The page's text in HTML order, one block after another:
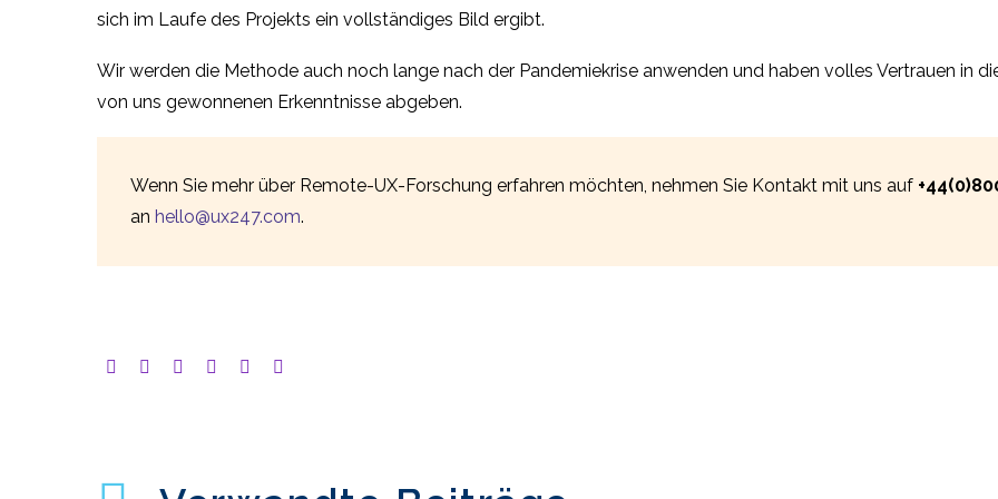
sich im Laufe des Projekts ein vollständiges Bild ergibt.
Wir werden die Methode auch noch lange nach der Pandemiekrise anwenden und haben volles Vertrauen in
von uns gewonnenen Erkenntnisse abgeben.
Wenn Sie mehr über Remote-UX-Forschung erfahren möchten, nehmen Sie Kontakt mit uns auf
an hello@ux247.com.